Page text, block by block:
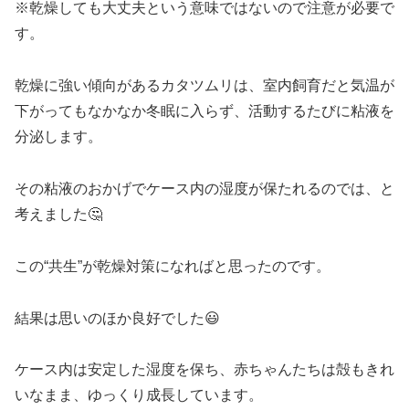
※乾燥しても大丈夫という意味ではないので注意が必要で
す。
乾燥に強い傾向があるカタツムリは、室内飼育だと気温が
下がってもなかなか冬眠に入らず、活動するたびに粘液を
分泌します。
その粘液のおかげでケース内の湿度が保たれるのでは、と
考えました🤔
この“共生”が乾燥対策になればと思ったのです。
結果は思いのほか良好でした😃
ケース内は安定した湿度を保ち、赤ちゃんたちは殻もきれ
いなまま、ゆっくり成長しています。